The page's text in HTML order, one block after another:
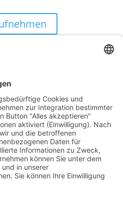
& Umsetzung: Kühe im
Folgen